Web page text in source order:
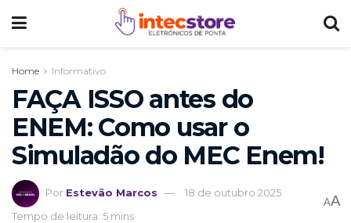
Home Informativo
FAÇA ISSO antes do
ENEM: Como usar o
Simuladão do MEC Enem!
Por Estevão Marcos
18 de outubro 2025
Tempo de leitura: 5 mins
AA